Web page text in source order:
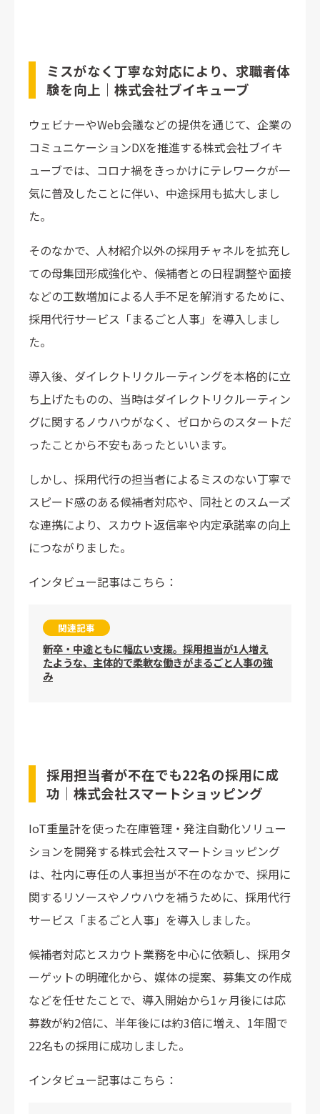
ミスがなく丁寧な対応により、求職者体
験を向上｜株式会社ブイキューブ
ウェビナーやWeb会議などの提供を通じて、企業の
コミュニケーションDXを推進する株式会社ブイキ
ューブでは、コロナ禍をきっかけにテレワークが一
気に普及したことに伴い、中途採用も拡大しまし
た。
そのなかで、人材紹介以外の採用チャネルを拡充し
ての母集団形成強化や、候補者との日程調整や面接
などの工数増加による人手不足を解消するために、
採用代行サービス「まるごと人事」を導入しまし
た。
導入後、ダイレクトリクルーティングを本格的に立
ち上げたものの、当時はダイレクトリクルーティン
グに関するノウハウがなく、ゼロからのスタートだ
ったことから不安もあったといいます。
しかし、採用代行の担当者によるミスのない丁寧で
スピード感のある候補者対応や、同社とのスムーズ
な連携により、スカウト返信率や内定承諾率の向上
につながりました。
インタビュー記事はこちら：
関連記事
新卒・中途ともに幅広い支援。採用担当が1人増え
たような、主体的で柔軟な働きがまるごと人事の強
み
採用担当者が不在でも22名の採用に成
功｜株式会社スマートショッピング
IoT重量計を使った在庫管理・発注自動化ソリュー
ションを開発する株式会社スマートショッピング
は、社内に専任の人事担当が不在のなかで、採用に
関するリソースやノウハウを補うために、採用代行
サービス「まるごと人事」を導入しました。
候補者対応とスカウト業務を中心に依頼し、採用タ
ーゲットの明確化から、媒体の提案、募集文の作成
などを任せたことで、導入開始から1ヶ月後には応
募数が約2倍に、半年後には約3倍に増え、1年間で
22名もの採用に成功しました。
インタビュー記事はこちら：